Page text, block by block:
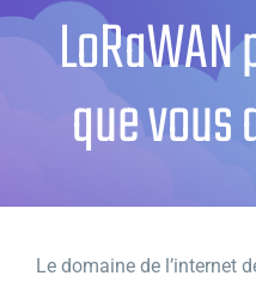
que vous
Le domaine de l’internet